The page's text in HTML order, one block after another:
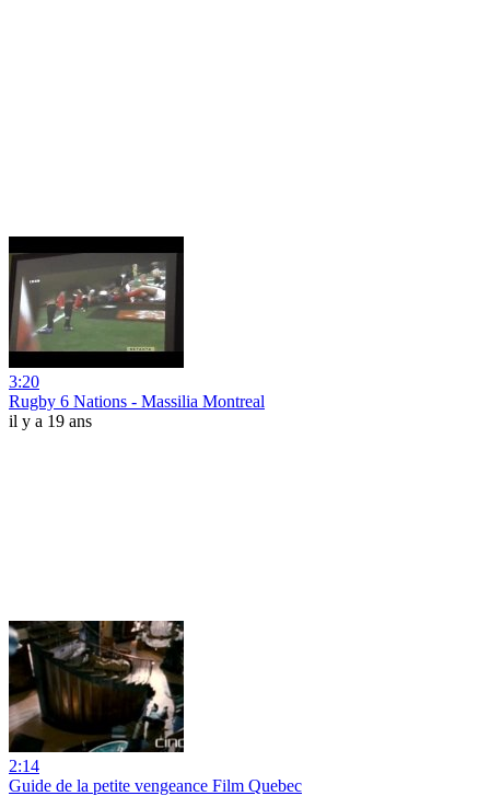
3:20
Rugby 6 Nations - Massilia Montreal
il y a 19 ans
2:14
Guide de la petite vengeance Film Quebec